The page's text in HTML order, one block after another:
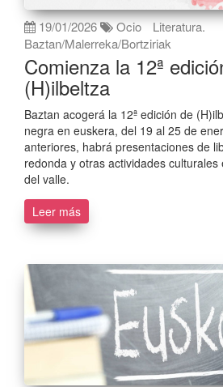
19/01/2026 Ocio
Literatura.
Baztan/Malerreka/Bortziriak
Comienza la 12ª
(H)ilbeltza
Baztan acogerá la 12ª edición de
negra en euskera, del 19 al 25 de
anteriores, habrá presentaciones de
redonda y otras actividades
del valle.
Leer más